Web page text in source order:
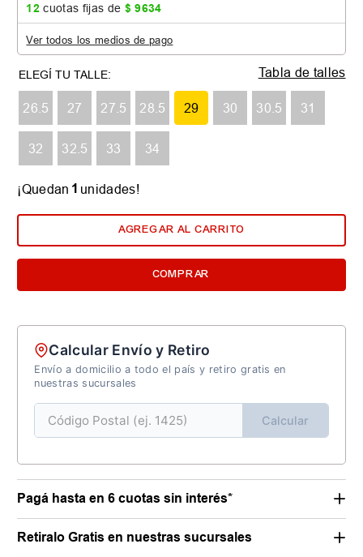
12 cuotas fijas de $ 9634
Ver todos los medios de pago
26.5 27 27.5 28.5 29 30 30.5 31
32 32.5 33 34
Tabla de talles
¡Quedan 1 unidades!
AGREGAR AL CARRITO
COMPRAR
Calcular Envío y Retiro
Envío a domicilio a todo el país y retiro gratis en
nuestras sucursales
Calcular
Pagá hasta en 6 cuotas sin interés*
Retiralo Gratis en nuestras sucursales